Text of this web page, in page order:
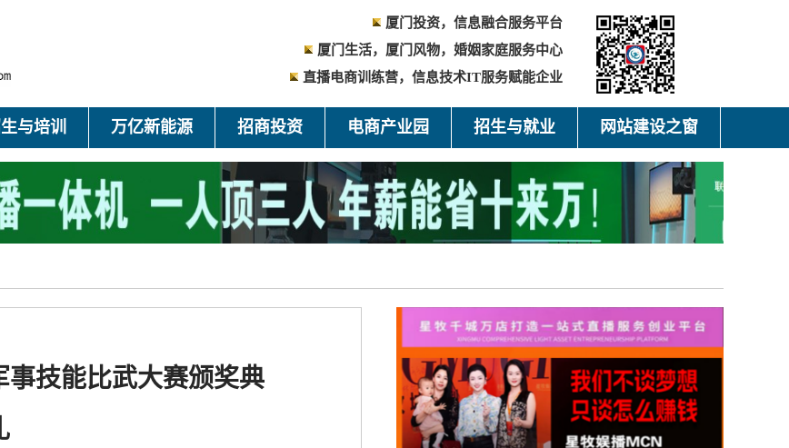
厦门投资，信息融合服务平台
厦门生活，厦门风物，婚姻家庭服务中心
直播电商训练营，信息技术IT服务赋能企业
与培训 万亿新能源 招商投资 电商产业园 招生与就业 网站建设之窗
技能比武大赛颁奖典